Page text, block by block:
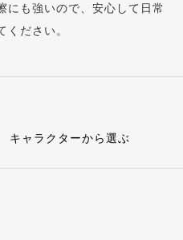
にも強いので、安心して日常
ください。
キャラクターから選ぶ